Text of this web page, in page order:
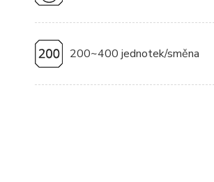
200~400 jednotek/směna